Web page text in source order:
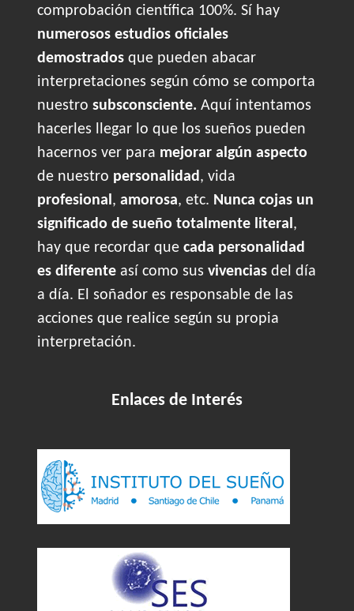
comprobación científica 100%. Sí hay
numerosos estudios oficiales
demostrados que pueden abacar
interpretaciones según cómo se comporta
nuestro subsconsciente. Aquí intentamos
hacerles llegar lo que los sueños pueden
hacernos ver para mejorar algún aspecto
de nuestro personalidad, vida
profesional, amorosa, etc. Nunca cojas un
significado de sueño totalmente literal,
hay que recordar que cada personalidad
es diferente así como sus vivencias del día
a día. El soñador es responsable de las
acciones que realice según su propia
interpretación.
Enlaces de Interés